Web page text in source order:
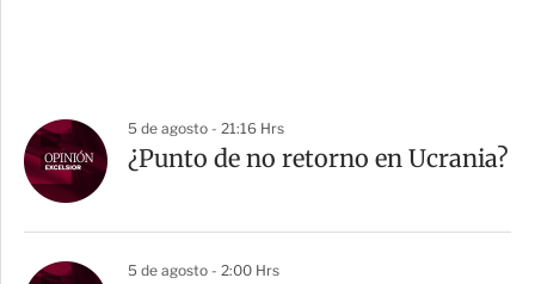
5 de agosto - 21:16 Hrs
¿Punto de no retorno en Ucrania?
5 de agosto - 2:00 Hrs